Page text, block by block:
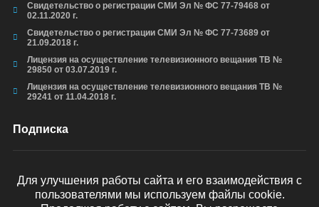
Свидетельство о регистрации СМИ Эл № ФС 77-79468 от
02.11.2020 г.
Свидетельство о регистрации СМИ Эл № ФС 77-73689 от
21.09.2018 г.
Лицензия на осуществление телевизионного вещания ТВ №
29850 от 03.07.2019 г.
Лицензия на осуществление телевизионного вещания ТВ №
29241 от 11.04.2018 г.
Подписка
ОТПРАВИТЬ
Для улучшения работы сайта и его взаимодействия с
пользователями мы используем файлы cookie.